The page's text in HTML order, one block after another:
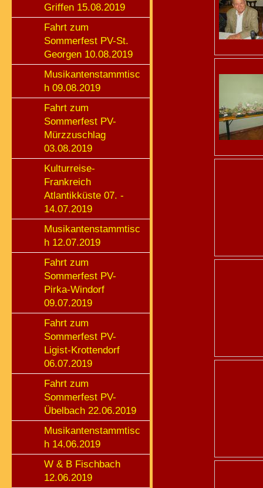
Griffen 15.08.2019
Fahrt zum
Sommerfest PV-St.
Georgen 10.08.2019
Musikantenstammtisc
h 09.08.2019
Fahrt zum
Sommerfest PV-
Mürzzuschlag
03.08.2019
Kulturreise-
Frankreich
Atlantikküste 07. -
14.07.2019
Musikantenstammtisc
h 12.07.2019
Fahrt zum
Sommerfest PV-
Pirka-Windorf
09.07.2019
Fahrt zum
Sommerfest PV-
Ligist-Krottendorf
06.07.2019
Fahrt zum
Sommerfest PV-
Übelbach 22.06.2019
Musikantenstammtisc
h 14.06.2019
W & B Fischbach
12.06.2019